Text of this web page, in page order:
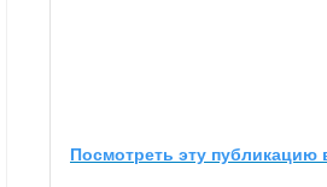
Посмотреть эту публикацию